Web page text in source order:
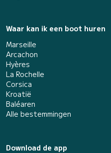
Waar kan ik een boot huren
Marseille
Arcachon
Hyères
La Rochelle
Corsica
Kroatië
Baléaren
Alle bestemmingen
Download de app